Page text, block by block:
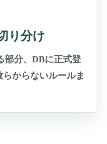
り分け
部分、DBに正式登
からないルールま